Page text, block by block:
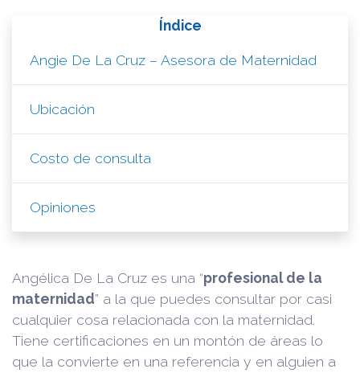
Índice
Angie De La Cruz – Asesora de Maternidad
Ubicación
Costo de consulta
Opiniones
Angélica De La Cruz es una “profesional de la
maternidad” a la que puedes consultar por casi
cualquier cosa relacionada con la maternidad.
Tiene certificaciones en un montón de áreas lo
que la convierte en una referencia y en alguien a